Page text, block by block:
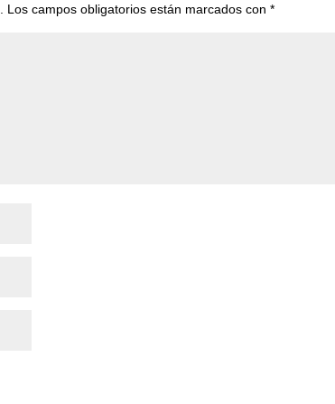
Los campos obligatorios están marcados con*